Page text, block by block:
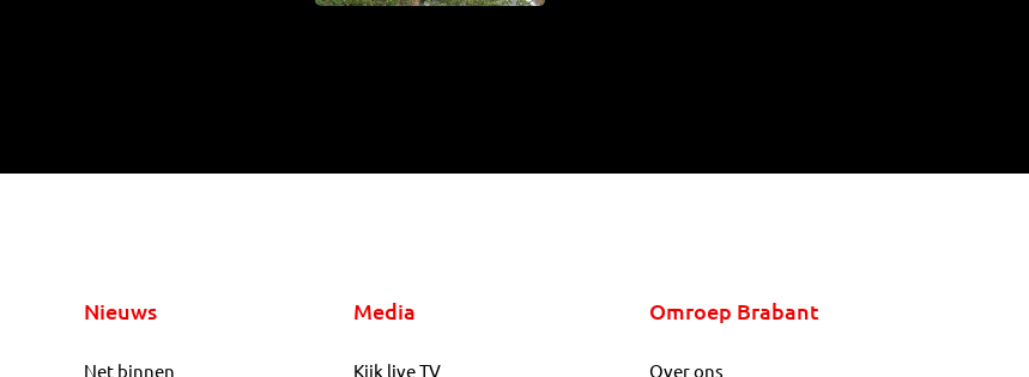
Nieuws
Net binnen
Media
Kijk live TV
Omroep Brabant
Over ons